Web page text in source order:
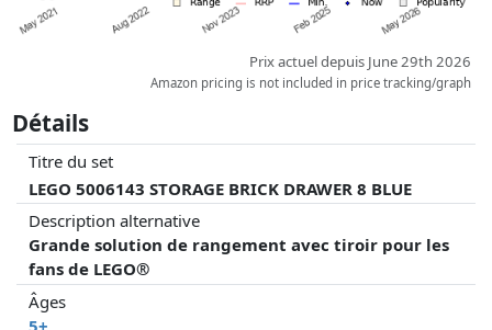
Prix actuel depuis June 29th 2026
Amazon pricing is not included in price tracking/graph
Détails
Titre du set
LEGO 5006143 STORAGE BRICK DRAWER 8 BLUE
Description alternative
Grande solution de rangement avec tiroir pour les
fans de LEGO®
Âges
5+